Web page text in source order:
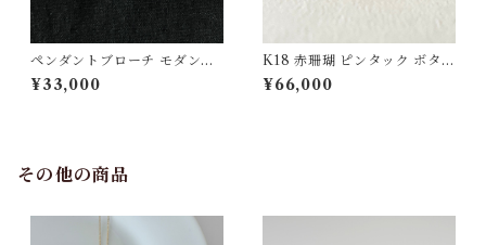
ペンダントブローチ モダンモ
チーフ【ピンクゴールド】白
珊瑚 SV
¥33,000
K18 赤珊瑚 ピンタック ボタン
チェーン付 fb-43
¥66,000
その他の商品